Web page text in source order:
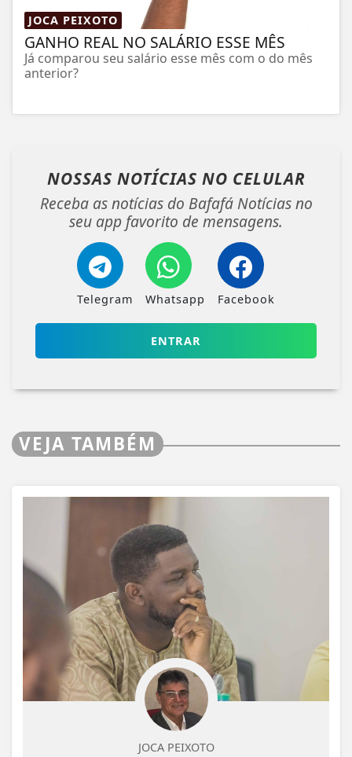
JOCA PEIXOTO
GANHO REAL NO SALÁRIO ESSE MÊS
Já comparou seu salário esse mês com o do mês
anterior?
NOSSAS NOTÍCIAS NO CELULAR
Receba as notícias do Bafafá Notícias no
seu app favorito de mensagens.
Telegram Whatsapp Facebook
ENTRAR
VEJA TAMBÉM
JOCA PEIXOTO